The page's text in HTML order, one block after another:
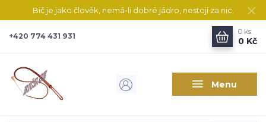
Bič je jako člověk, nemá-li dobré jádro, nestojí za nic.
Menu
+420 774 431 931
0 ks
0 Kč